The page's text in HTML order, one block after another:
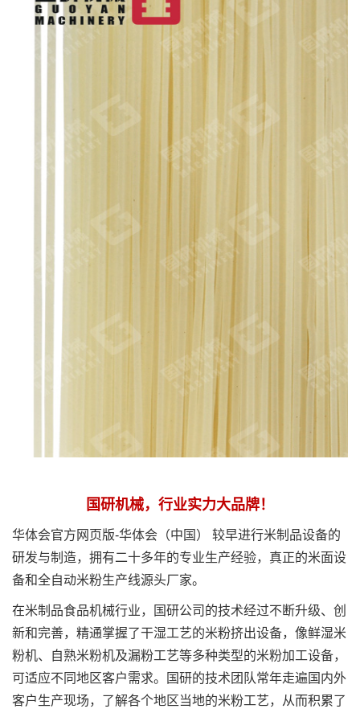
国研机械，行业实力大品牌！
华体会官方网页版-华体会（中国） 较早进行米制品设备的
研发与制造，拥有二十多年的专业生产经验，真正的米面设
备和全自动米粉生产线源头厂家。
在米制品食品机械行业，国研公司的技术经过不断升级、创
新和完善，精通掌握了干湿工艺的米粉挤出设备，像鲜湿米
粉机、自熟米粉机及漏粉工艺等多种类型的米粉加工设备，
可适应不同地区客户需求。国研的技术团队常年走遍国内外
客户生产现场，了解各个地区当地的米粉工艺，从而积累了